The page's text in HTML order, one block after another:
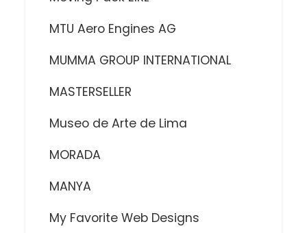
MTU Aero Engines AG
MUMMA GROUP INTERNATIONAL
MASTERSELLER
Museo de Arte de Lima
MORADA
MANYA
My Favorite Web Designs